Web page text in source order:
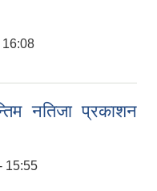
16:08
नतिजा प्रकाशन
15:55